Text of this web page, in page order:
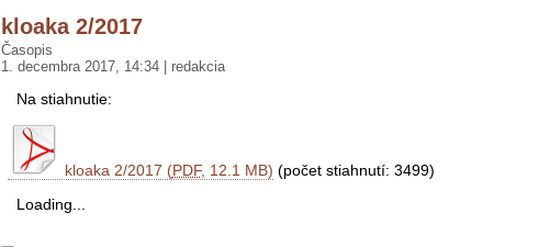
kloaka 2/2017
Časopis
1. decembra 2017, 14:34 | redakcia
Na stiahnutie:
kloaka 2/2017 (PDF, 12.1 MB) (počet stiahnutí: 3499)
Loading...